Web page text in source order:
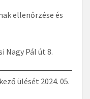
ellenőrzése és
Nagy Pál út 8.
ülését 2024. 05.